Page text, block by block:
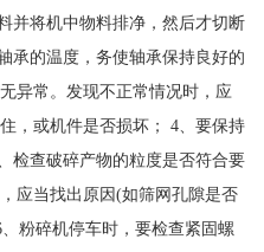
并将机中物料排净，然后才切断
承的温度，务使轴承保持良好的
异常。发现不正常情况时，应
，或机件是否损坏； 4、要保持
检查破碎产物的粒度是否符合要
应当找出原因(如筛网孔隙是否
粉碎机停车时，要检查紧固螺